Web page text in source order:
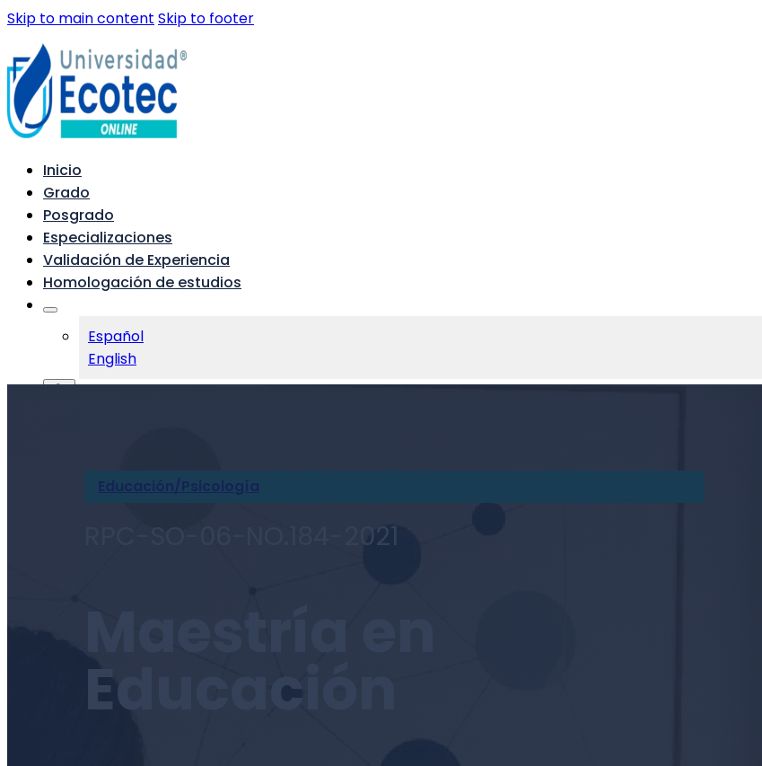
Skip to main content Skip to footer
Inicio
Grado
Posgrado
Especializaciones
Validación de Experiencia
Homologación de estudios
Español
English
Educación/Psicología
RPC-SO-06-NO.184-2021
Educación